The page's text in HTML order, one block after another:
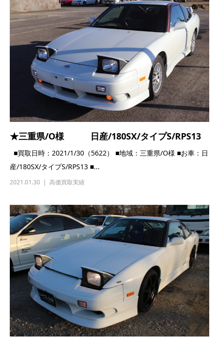
★三重県/O様 日産/180SX/タイプS/RPS13
■買取日時：2021/1/30（5622） ■地域：三重県/O様 ■お車：日
産/180SX/タイプS/RPS13 ■...
2021.01.30 高価買取実績